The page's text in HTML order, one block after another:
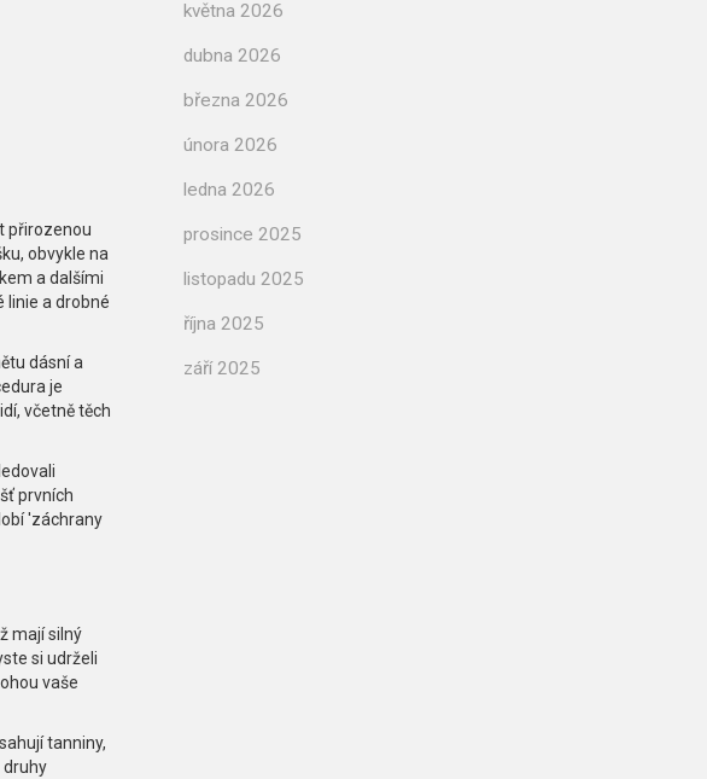
přirozenou
obvykle na
a dalšími
linie a drobné
dásní a
je
včetně těch
prvních
'záchrany
mají silný
si udrželi
vaše
tanniny,
druhy
května 2026
dubna 2026
března 2026
února 2026
ledna 2026
prosince 2025
listopadu 2025
října 2025
září 2025